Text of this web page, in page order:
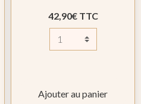
42,90€ TTC
Ajouter au panier